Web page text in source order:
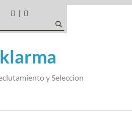
CANDIDATOS
TIPO
EMPRESA
SOMOS
y Seleccion